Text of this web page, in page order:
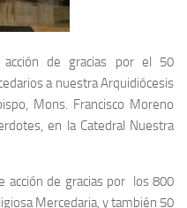
acción de gracias por el 50
a nuestra Arquidiócesis
Mons. Francisco Moreno
en la Catedral Nuestra
acción de gracias por los 800
Mercedaria, y también 50